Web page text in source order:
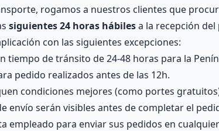
rogamos a nuestros clientes que
siguientes 24 horas hábilesa la recepción del
con las siguientes excepciones:
tiempo de tránsito de 24-48 horas para la
pedido realizados antes de las 12h.
condiciones mejores (como portes
envío serán visibles antes de completar el
empleado para enviar sus pedidos en